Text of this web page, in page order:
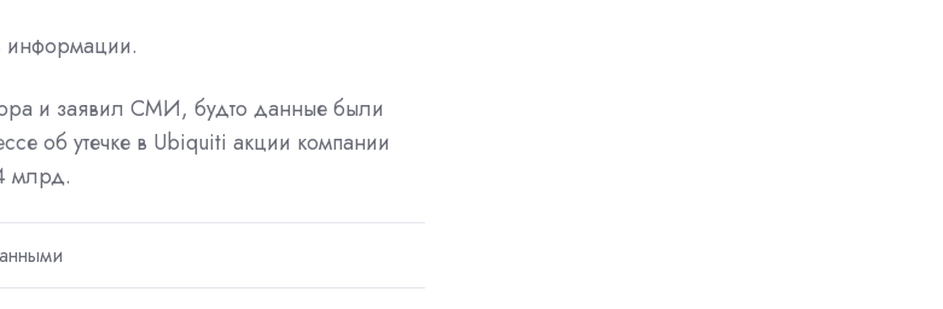
информации.
и заявил СМИ, будто данные были
об утечке в Ubiquiti акции компании
млрд.